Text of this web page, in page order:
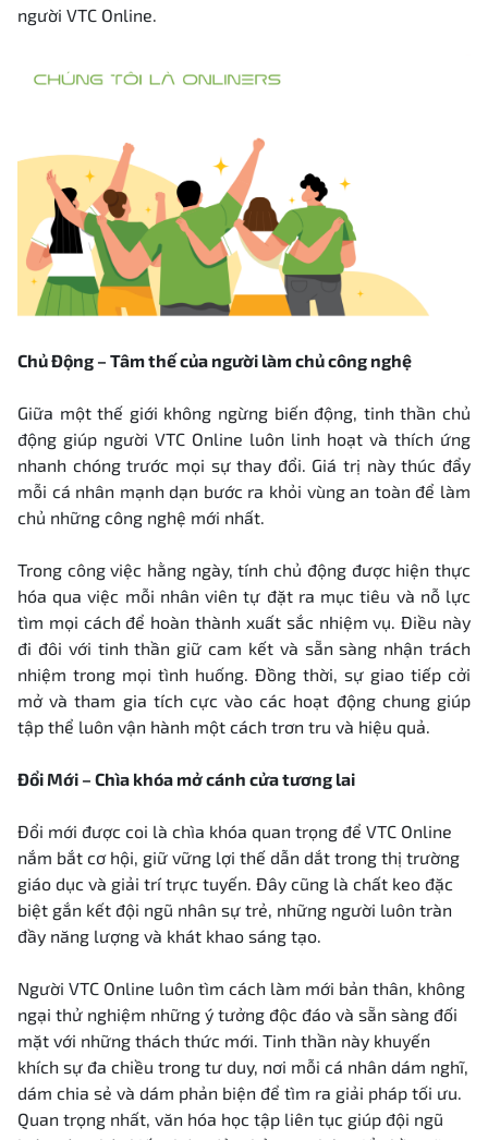
người VTC Online.
Chủ Động – Tâm thế của người làm chủ công nghệ
Giữa một thế giới không ngừng biến động, tinh thần chủ
động giúp người VTC Online luôn linh hoạt và thích ứng
nhanh chóng trước mọi sự thay đổi. Giá trị này thúc đẩy
mỗi cá nhân mạnh dạn bước ra khỏi vùng an toàn để làm
chủ những công nghệ mới nhất.
Trong công việc hằng ngày, tính chủ động được hiện thực
hóa qua việc mỗi nhân viên tự đặt ra mục tiêu và nỗ lực
tìm mọi cách để hoàn thành xuất sắc nhiệm vụ. Điều này
đi đôi với tinh thần giữ cam kết và sẵn sàng nhận trách
nhiệm trong mọi tình huống. Đồng thời, sự giao tiếp cởi
mở và tham gia tích cực vào các hoạt động chung giúp
tập thể luôn vận hành một cách trơn tru và hiệu quả.
Đổi Mới – Chìa khóa mở cánh cửa tương lai
Đổi mới được coi là chìa khóa quan trọng để VTC Online
nắm bắt cơ hội, giữ vững lợi thế dẫn dắt trong thị trường
giáo dục và giải trí trực tuyến. Đây cũng là chất keo đặc
biệt gắn kết đội ngũ nhân sự trẻ, những người luôn tràn
đầy năng lượng và khát khao sáng tạo.
Người VTC Online luôn tìm cách làm mới bản thân, không
ngại thử nghiệm những ý tưởng độc đáo và sẵn sàng đối
mặt với những thách thức mới. Tinh thần này khuyến
khích sự đa chiều trong tư duy, nơi mỗi cá nhân dám nghĩ,
dám chia sẻ và dám phản biện để tìm ra giải pháp tối ưu.
Quan trọng nhất, văn hóa học tập liên tục giúp đội ngũ